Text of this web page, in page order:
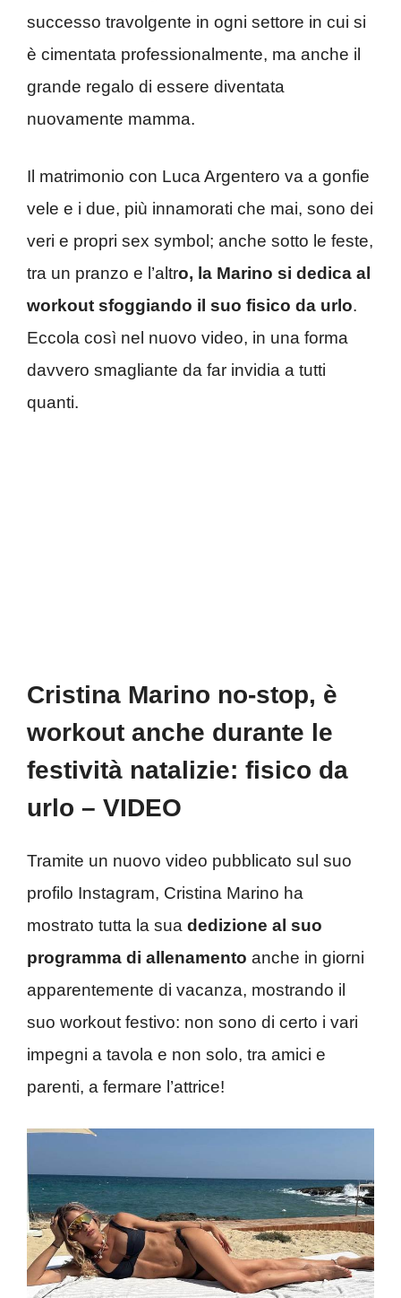
successo travolgente in ogni settore in cui si
è cimentata professionalmente, ma anche il
grande regalo di essere diventata
nuovamente mamma.
Il matrimonio con Luca Argentero va a gonfie
vele e i due, più innamorati che mai, sono dei
veri e propri sex symbol; anche sotto le feste,
tra un pranzo e l’altro, la Marino si dedica al
workout sfoggiando il suo fisico da urlo.
Eccola così nel nuovo video, in una forma
davvero smagliante da far invidia a tutti
quanti.
Cristina Marino no-stop, è
workout anche durante le
festività natalizie: fisico da
urlo – VIDEO
Tramite un nuovo video pubblicato sul suo
profilo Instagram, Cristina Marino ha
mostrato tutta la sua dedizione al suo
programma di allenamento anche in giorni
apparentemente di vacanza, mostrando il
suo workout festivo: non sono di certo i vari
impegni a tavola e non solo, tra amici e
parenti, a fermare l’attrice!